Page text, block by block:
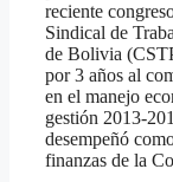
reciente
Sindical de
de Bolivia
por 3 años al
en el manejo
gestión 2013-
desempeñó
finanzas de la